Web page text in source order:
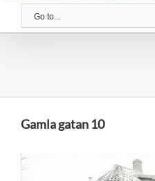
Go to...
Gamla gatan 10